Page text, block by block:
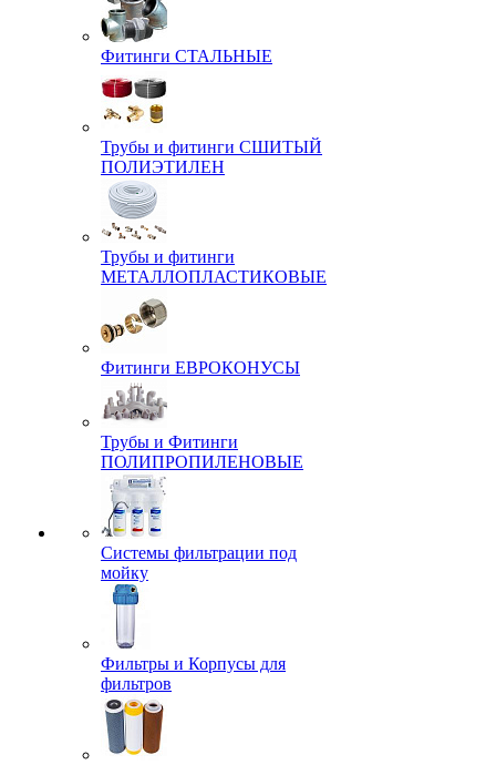
Фитинги СТАЛЬНЫЕ
Трубы и фитинги СШИТЫЙ
ПОЛИЭТИЛЕН
Трубы и фитинги
МЕТАЛЛОПЛАСТИКОВЫЕ
Фитинги ЕВРОКОНУСЫ
Трубы и Фитинги
ПОЛИПРОПИЛЕНОВЫЕ
Системы фильтрации под
мойку
Фильтры и Корпусы для
фильтров